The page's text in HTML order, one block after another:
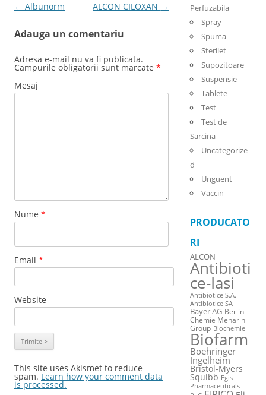
Post navigation
← Albunorm ALCON CILOXAN →
Adauga un comentariu
Adresa e-mail nu va fi publicata.
Campurile obligatorii sunt marcate *
Mesaj
Nume *
Email *
Website
This site uses Akismet to reduce
spam. Learn how your comment data
is processed.
Perfuzabila
Spray
Spuma
Sterilet
Supozitoare
Suspensie
Tablete
Test
Test de
Sarcina
Uncategorize
d
Unguent
Vaccin
PRODUCATO
RI
ALCON
Antibioti
ce-Iasi
Antibiotice S.A.
Antibiotice SA
Bayer AG Berlin-
Chemie Menarini
Group Biochemie
Biofarm
Boehringer
Ingelheim
Bristol-Myers
Squibb Egis
Pharmaceuticals